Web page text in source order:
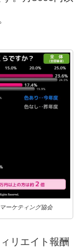
ーケティング協会
リエイト報酬